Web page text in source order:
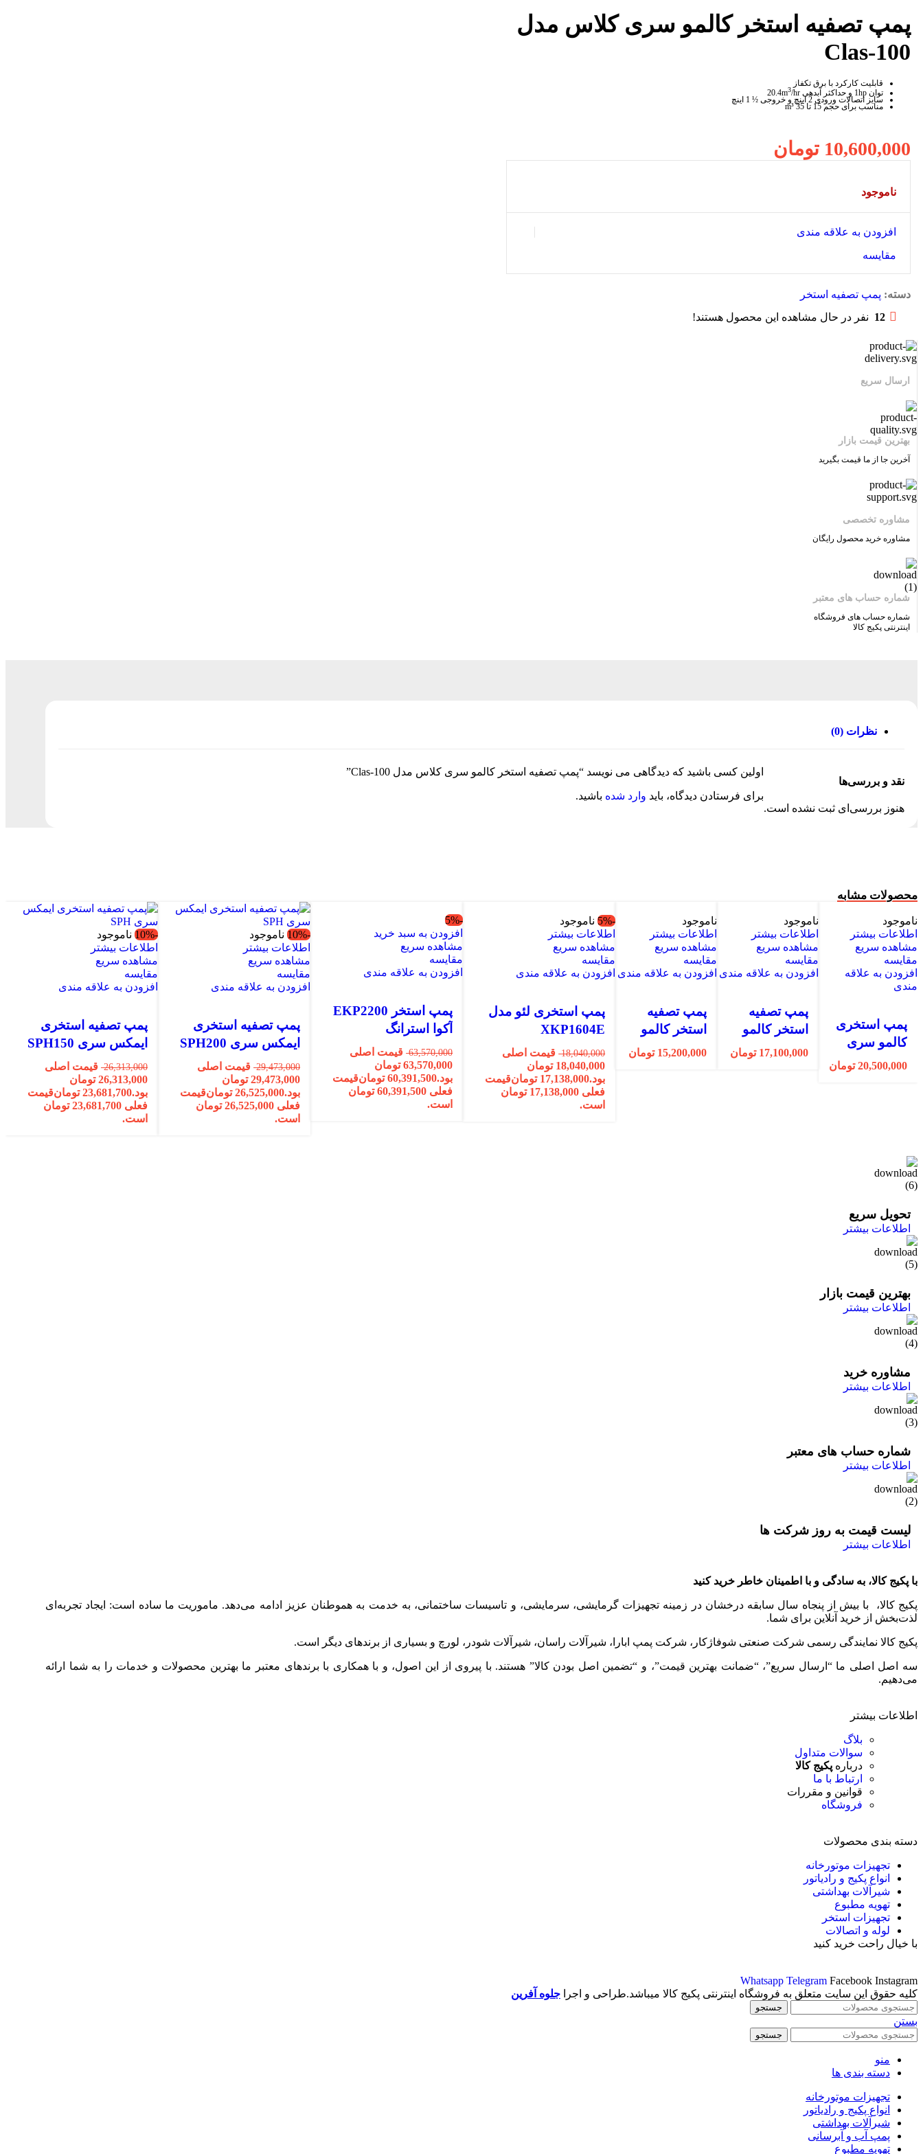
پمپ تصفیه استخر کالمو سری کلاس مدل
Clas-100
قابلیت کارکرد با برق تکفاز
توان 1hp و حداکثر آبدهی 20.4m
3/hr
سایز اتصالات ورودی 2 اینچ و خروجی ½ 1 اینچ
مناسب برای حجم 15 تا 35 m³
10,600,000 تومان
ناموجود
افزودن به علاقه مندی
مقایسه
دسته: پمپ تصفیه استخر
12 نفر در حال مشاهده این محصول هستند!
ارسال سریع
بهترین قیمت بازار
آخرین جا از ما قیمت بگیرید
مشاوره تخصصی
مشاوره خرید محصول رایگان
شماره حساب های معتبر
شماره حساب های فروشگاه
اینترنتی پکیج کالا
نظرات (0)
نقد و بررسی‌ها
هنوز بررسی‌ای ثبت نشده است.
اولین کسی باشید که دیدگاهی می نویسد “پمپ تصفیه استخر کالمو سری کلاس مدل Clas-100”
برای فرستادن دیدگاه، باید وارد شده باشید.
محصولات مشابه
ناموجود
اطلاعات بیشتر
مشاهده سریع
مقایسه
افزودن به علاقه
مندی
پمپ استخری
کالمو سری
استارمکس
20,500,000 تومان
ناموجود
اطلاعات بیشتر
مشاهده سریع
مقایسه
افزودن به علاقه مندی
پمپ تصفیه
استخر کالمو
سری
17,100,000 تومان
ناموجود
اطلاعات بیشتر
مشاهده سریع
مقایسه
افزودن به علاقه مندی
پمپ تصفیه
استخر کالمو
سری
15,200,000 تومان
-5%
ناموجود
اطلاعات بیشتر
مشاهده سریع
مقایسه
افزودن به علاقه مندی
پمپ استخری لئو مدل
XKP1604E
18,040,000 قیمت اصلی
18,040,000 تومان
بود.17,138,000 تومانقیمت
فعلی 17,138,000 تومان
است.
-5%
افزودن به سبد خرید
مشاهده سریع
مقایسه
افزودن به علاقه مندی
پمپ استخر EKP2200
آکوا استرانگ
63,570,000 قیمت اصلی
63,570,000 تومان
بود.60,391,500 تومانقیمت
فعلی 60,391,500 تومان
است.
-10%
ناموجود
اطلاعات بیشتر
مشاهده سریع
مقایسه
افزودن به علاقه مندی
پمپ تصفیه استخری
ایمکس سری SPH200
29,473,000 قیمت اصلی
29,473,000 تومان
بود.26,525,000 تومانقیمت
فعلی 26,525,000 تومان
است.
-10%
ناموجود
اطلاعات بیشتر
مشاهده سریع
مقایسه
افزودن به علاقه مندی
پمپ تصفیه استخری
ایمکس سری SPH150
26,313,000 قیمت اصلی
26,313,000 تومان
بود.23,681,700 تومانقیمت
فعلی 23,681,700 تومان
است.
تحویل سریع
اطلاعات بیشتر
بهترین قیمت بازار
اطلاعات بیشتر
مشاوره خرید
اطلاعات بیشتر
شماره حساب های معتبر
اطلاعات بیشتر
لیست قیمت به روز شرکت ها
اطلاعات بیشتر
با پکیج کالا، به سادگی و با اطمینان خاطر خرید کنید
پکیج کالا، با بیش از پنجاه سال سابقه درخشان در زمینه تجهیزات گرمایشی، سرمایشی، و تاسیسات ساختمانی، به خدمت به هموطنان عزیز ادامه می‌دهد. ماموریت ما ساده است: ایجاد تجربه‌ای
لذت‌بخش از خرید آنلاین برای شما.
پکیج کالا نمایندگی رسمی شرکت صنعتی شوفاژکار، شرکت پمپ ابارا، شیرآلات راسان، شیرآلات شودر، لورچ و بسیاری از برندهای دیگر است.
سه اصل اصلی ما “ارسال سریع”، “ضمانت بهترین قیمت”، و “تضمین اصل بودن کالا” هستند. با پیروی از این اصول، و با همکاری با برندهای معتبر ما بهترین محصولات و خدمات را به شما ارائه
می‌دهیم.
اطلاعات بیشتر
بلاگ
سوالات متداول
درباره پکیج کالا
ارتباط با ما
قوانین و مقررات
فروشگاه
دسته بندی محصولات
تجهیزات موتورخانه
انواع پکیج و رادیاتور
شیرآلات بهداشتی
تهویه مطبوع
تجهیزات استخر
لوله و اتصالات
با خیال راحت خرید کنید
Whatsapp Telegram Facebook Instagram
کلیه حقوق این سایت متعلق به فروشگاه اینترنتی پکیج کالا میباشد.طراحی و اجرا جلوه آفرین
جستجو
بستن
جستجو
منو
دسته بندی ها
تجهیزات موتورخانه
انواع پکیج و رادیاتور
شیرآلات بهداشتی
پمپ آب و آبرسانی
تهویه مطبوع